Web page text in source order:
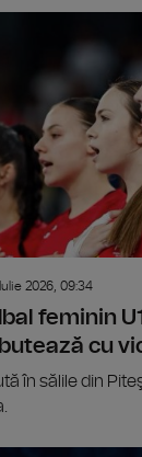
2026, 09:34
feminin
cu
în sălile din